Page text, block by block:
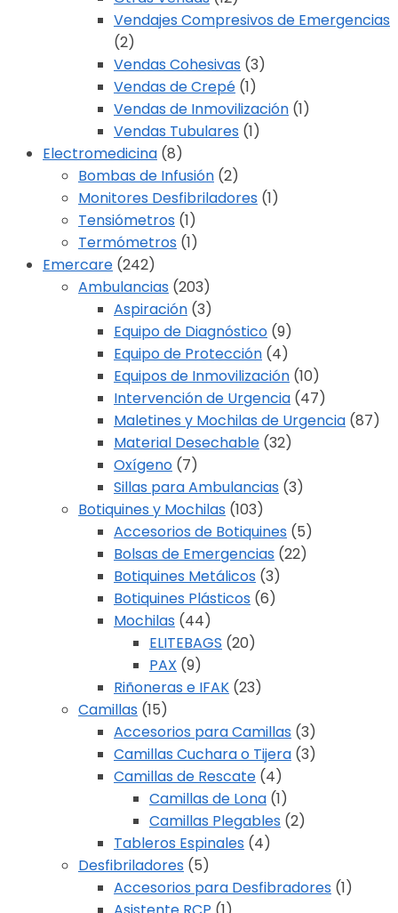
Vendajes Compresivos de Emergencias
(2)
Vendas Cohesivas (3)
Vendas de Crepé (1)
Vendas de Inmovilización (1)
Vendas Tubulares (1)
Electromedicina (8)
Bombas de Infusión (2)
Monitores Desfibriladores (1)
Tensiómetros (1)
Termómetros (1)
Emercare (242)
Ambulancias (203)
Aspiración (3)
Equipo de Diagnóstico (9)
Equipo de Protección (4)
Equipos de Inmovilización (10)
Intervención de Urgencia (47)
Maletines y Mochilas de Urgencia (87)
Material Desechable (32)
Oxígeno (7)
Sillas para Ambulancias (3)
Botiquines y Mochilas (103)
Accesorios de Botiquines (5)
Bolsas de Emergencias (22)
Botiquines Metálicos (3)
Botiquines Plásticos (6)
Mochilas (44)
ELITEBAGS (20)
PAX (9)
Riñoneras e IFAK (23)
Camillas (15)
Accesorios para Camillas (3)
Camillas Cuchara o Tijera (3)
Camillas de Rescate (4)
Camillas de Lona (1)
Camillas Plegables (2)
Tableros Espinales (4)
Desfibriladores (5)
Accesorios para Desfibradores (1)